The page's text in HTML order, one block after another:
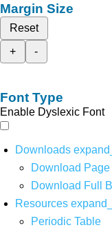
Margin Size
Reset
+
-
Font Type
Enable Dyslexic Font
Downloads
Download
Download Full
Resources
Periodic Table